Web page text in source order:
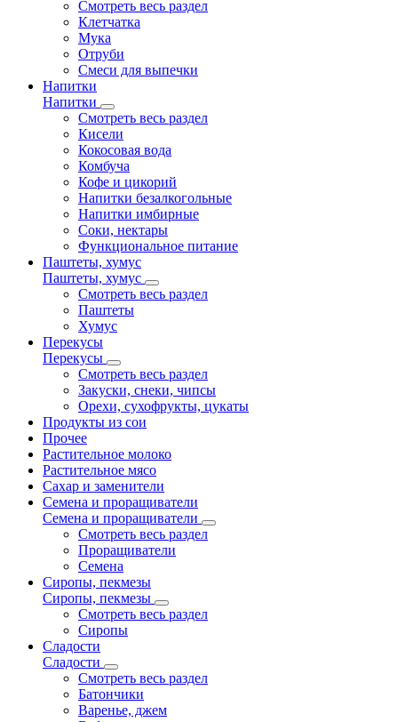
Смотреть весь раздел
Клетчатка
Мука
Отруби
Смеси для выпечки
Напитки
Напитки
Смотреть весь раздел
Кисели
Кокосовая вода
Комбуча
Кофе и цикорий
Напитки безалкогольные
Напитки имбирные
Соки, нектары
Функциональное питание
Паштеты, хумус
Паштеты, хумус
Смотреть весь раздел
Паштеты
Хумус
Перекусы
Перекусы
Смотреть весь раздел
Закуски, снеки, чипсы
Орехи, сухофрукты, цукаты
Продукты из сои
Прочее
Растительное молоко
Растительное мясо
Сахар и заменители
Семена и проращиватели
Семена и проращиватели
Смотреть весь раздел
Проращиватели
Семена
Сиропы, пекмезы
Сиропы, пекмезы
Смотреть весь раздел
Сиропы
Сладости
Сладости
Смотреть весь раздел
Батончики
Варенье, джем